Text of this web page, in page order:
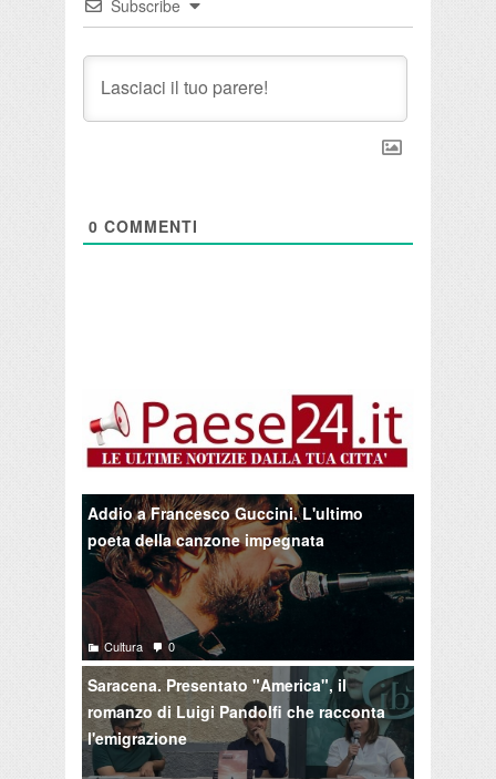
Subscribe
0 COMMENTI
Addio a Francesco Guccini. L'ultimo
poeta della canzone impegnata
Cultura 0
Saracena. Presentato "America", il
romanzo di Luigi Pandolfi che racconta
l'emigrazione